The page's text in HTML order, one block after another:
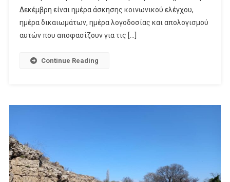
Δεκέμβρη είναι ημέρα άσκησης κοινωνικού ελέγχου,
ημέρα δικαιωμάτων, ημέρα λογοδοσίας και απολογισμού
αυτών που αποφασίζουν για τις […]
Continue Reading